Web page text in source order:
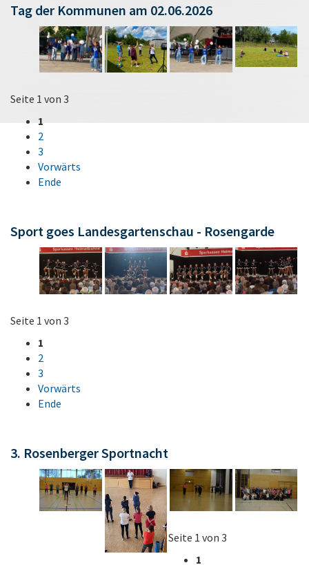
Tag der Kommunen am 02.06.2026
Seite 1 von 3
1
2
3
Vorwärts
Ende
Sport goes Landesgartenschau - Rosengarde
Seite 1 von 3
1
2
3
Vorwärts
Ende
3. Rosenberger Sportnacht
Seite 1 von 3
1